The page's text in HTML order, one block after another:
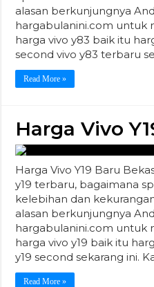
alasan berkunjungnya
hargabulanini.com untuk
harga vivo y83 baik itu
second vivo y83 terbaru
Read More »
Harga Vivo
Harga Vivo Y19 Baru
y19 terbaru, bagaimana
kelebihan dan
alasan berkunjungnya
hargabulanini.com untuk
harga vivo y19 baik itu
y19 second sekarang ini.
Read More »